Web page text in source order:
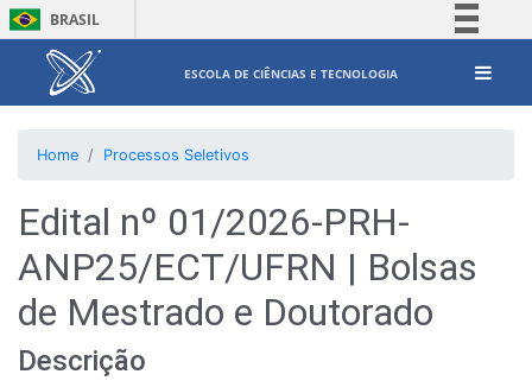
BRASIL
Canais
ESCOLA DE CIÊNCIAS E TECNOLOGIA
Home Processos Seletivos
Edital nº 01/2026-PRH-
ANP25/ECT/UFRN | Bolsas
de Mestrado e Doutorado
Descrição